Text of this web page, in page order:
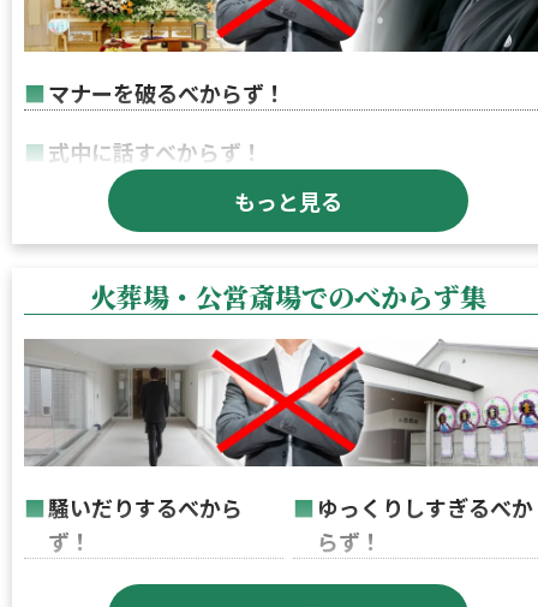
マナーを破るべからず！
式中に話すべからず！
忌（い）み語は使うべからず！
詳しくはこちら
もっと見る
火葬場・公営斎場でのべからず集
騒いだりするべから
ず！
ゆっくりしすぎるべか
らず！
母親又は妊婦さんは行
棺の中に物を入れるべ